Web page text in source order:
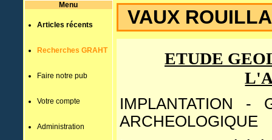
Menu
Articles récents
Recherches GRAHT
Faire notre pub
Votre compte
Administration
VAUX
ETUDE
IMPLANTATION -
ARCHEOLOGIQUE